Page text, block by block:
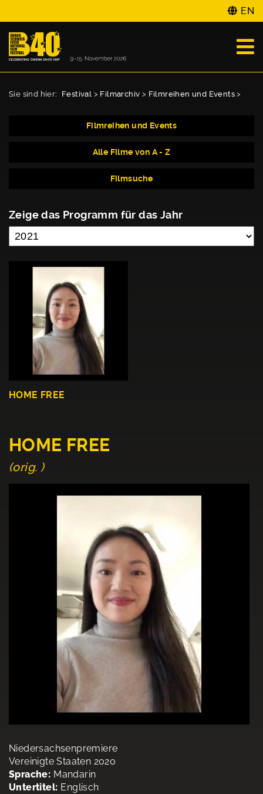
EN
Sie sind hier: Festival > Filmarchiv > Filmreihen und Events >
Filmreihen und Events
Alle Filme von A - Z
Filmsuche
Zeige das Programm für das Jahr
HOME FREE
HOME FREE
(orig. )
Niedersachsenpremiere
Vereinigte Staaten 2020
Sprache: Mandarin
Untertitel: Englisch